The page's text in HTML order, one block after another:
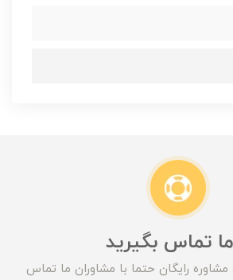
ما تماس بگیرید
رایگان حتما با مشاوران ما تماس